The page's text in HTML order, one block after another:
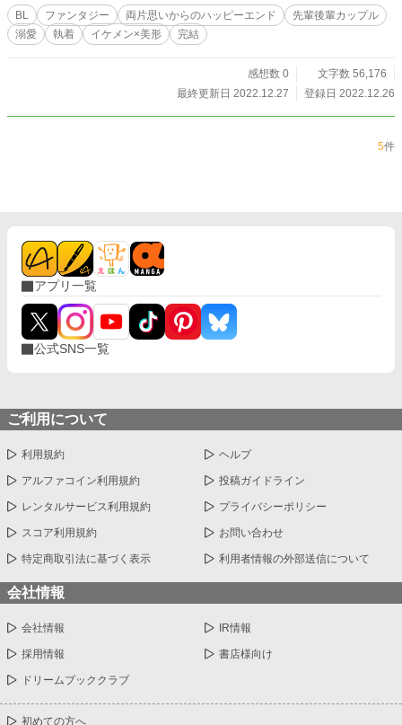
努力の人。社長である父に幼い頃から厳しい帝王教育を受け冷たい家庭環境。先
輩しか愛せない。 獅子人の忘れられない初恋の相手、大学の先輩の真里洲（マ
リス） 真里洲の人物像 とんでもない美人（男）、美しすぎる白肌。頭脳明晰、
BL ファンタジー 両片思いからのハッピーエンド
先輩後輩カップル
溺愛
執着 イケメン×美形 完結
感想数 0
文字数 56,176
最終更新日 2022.12.27
登録日 2022.12.26
5件
アプリ一覧
公式SNS一覧
ご利用について
利用規約 ヘルプ
アルファコイン利用規約 投稿ガイドライン
レンタルサービス利用規約 プライバシーポリシー
スコア利用規約 お問い合わせ
特定商取引法に基づく表示 利用者情報の外部送信について
会社情報
会社情報 IR情報
採用情報 書店様向け
ドリームブッククラブ
初めての方へ